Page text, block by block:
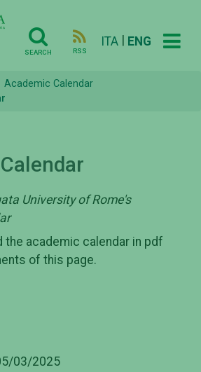
SEARCH RSS
ITA ENG
Academic Calendar
University of Rome's
the academic calendar in pdf
of this page.
03/2025